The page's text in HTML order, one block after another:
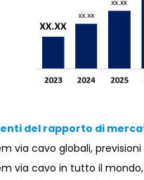
del rapporto di
via cavo globali,
via cavo in tutto il